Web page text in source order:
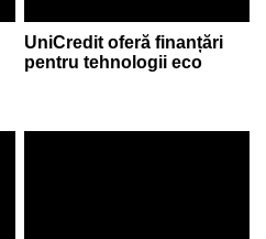
UniCredit oferă finanțări
pentru tehnologii eco